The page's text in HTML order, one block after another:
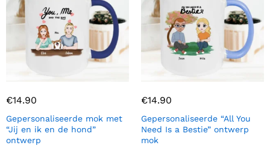
€14.90
Gepersonaliseerde mok met
“Jij en ik en de hond”
ontwerp
€14.90
Gepersonaliseerde “All You
Need Is a Bestie” ontwerp
mok